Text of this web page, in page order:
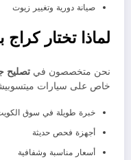
صيانة دورية وتغيير زيوت
لماذا تختار كراج
نحن متخصصون في تصليح
خاص على سيارات
خبرة طويلة في سوق
أجهزة فحص حديثة
أسعار مناسبة وشفافية